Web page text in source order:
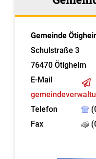
Gemeinde
Schulstraße 3
76470 Ötigheim
E-Mail
Telefon
Fax